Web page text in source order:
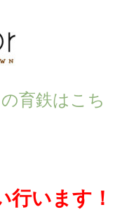
育鉄はこち
います！